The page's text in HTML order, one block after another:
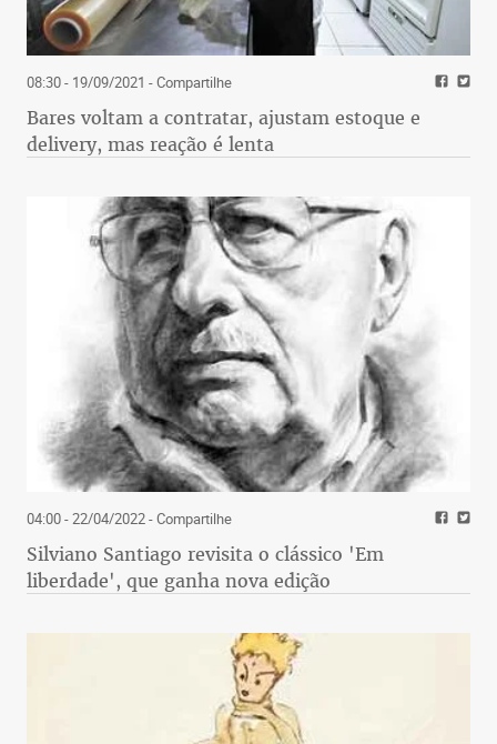
08:30 - 19/09/2021 - Compartilhe
Bares voltam a contratar, ajustam estoque e
delivery, mas reação é lenta
04:00 - 22/04/2022- Compartilhe
Silviano Santiago revisita o clássico 'Em
liberdade', que ganha nova edição